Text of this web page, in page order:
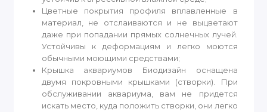
Цветные покрытия профиля вплавленные в
материал, не отслаиваются и не выцветают
даже при попадании прямых солнечных лучей.
Устойчивы к деформациям и легко моются
обычными моющими средствами;
Крышка аквариумов Биодизайн оснащена
двумя покровными крышками (створки). При
обслуживании аквариума, вам не придется
искать место, куда положить створки, они легко